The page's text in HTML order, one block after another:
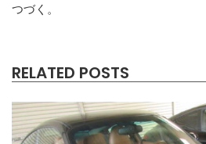
つづく。
RELATED POSTS